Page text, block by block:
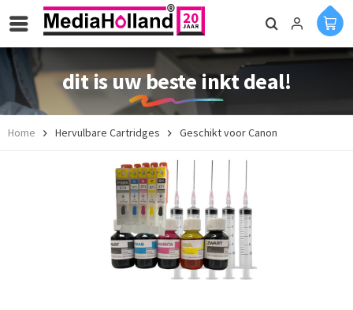
dit is uw beste inkt deal!
Home Hervulbare Cartridges Geschikt voor Canon